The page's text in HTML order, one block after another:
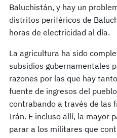
Baluchistán, y hay un
distritos periféricos de
horas de electricidad al día.
La agricultura ha sido
subsidios gubernamentales
razones por las que hay
fuente de ingresos del
contrabando a través de las
Irán. E incluso allí, la mayor
parar a los militares que